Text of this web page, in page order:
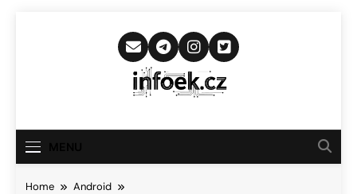
Infoek.cz
Novinkám
Home
Android